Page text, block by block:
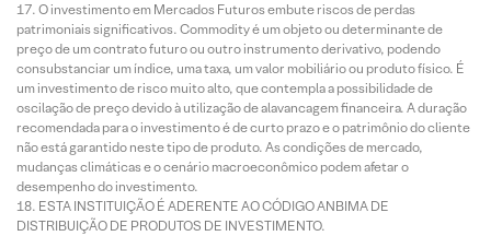
O investimento em Mercados Futuros embute riscos de perdas
patrimoniais significativos. Commodity é um objeto ou determinante de
preço de um contrato futuro ou outro instrumento derivativo, podendo
consubstanciar um índice, uma taxa, um valor mobiliário ou produto físico. É
um investimento de risco muito alto, que contempla a possibilidade de
oscilação de preço devido à utilização de alavancagem financeira. A duração
recomendada para o investimento é de curto prazo e o patrimônio do cliente
não está garantido neste tipo de produto. As condições de mercado,
mudanças climáticas e o cenário macroeconômico podem afetar o
desempenho do investimento.
ESTA INSTITUIÇÃO É ADERENTE AO CÓDIGO ANBIMA DE
DISTRIBUIÇÃO DE PRODUTOS DE INVESTIMENTO.